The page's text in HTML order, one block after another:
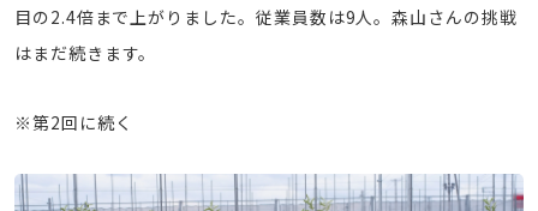
目の2.4倍まで上がりました。従業員数は9人。森山さんの挑戦
はまだ続きます。
※第2回に続く